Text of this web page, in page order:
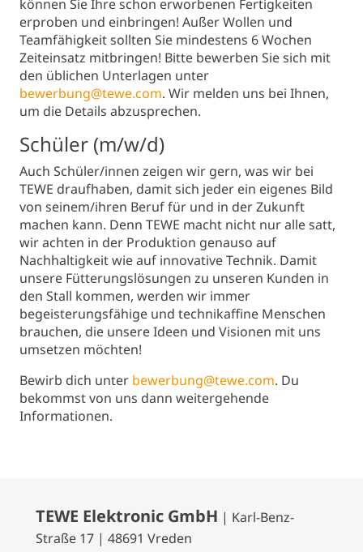
können Sie Ihre schon erworbenen Fertigkeiten
erproben und einbringen! Außer Wollen und
Teamfähigkeit sollten Sie mindestens 6 Wochen
Zeiteinsatz mitbringen! Bitte bewerben Sie sich mit
den üblichen Unterlagen unter
bewerbung@tewe.com. Wir melden uns bei Ihnen,
um die Details abzusprechen.
Schüler (m/w/d)
Auch Schüler/innen zeigen wir gern, was wir bei
TEWE draufhaben, damit sich jeder ein eigenes Bild
von seinem/ihren Beruf für und in der Zukunft
machen kann. Denn TEWE macht nicht nur alle satt,
wir achten in der Produktion genauso auf
Nachhaltigkeit wie auf innovative Technik. Damit
unsere Fütterungslösungen zu unseren Kunden in
den Stall kommen, werden wir immer
begeisterungsfähige und technikaffine Menschen
brauchen, die unsere Ideen und Visionen mit uns
umsetzen möchten!
Bewirb dich unter bewerbung@tewe.com. Du
bekommst von uns dann weitergehende
Informationen.
TEWE Elektronic GmbH | Karl-Benz-
Straße 17 | 48691 Vreden